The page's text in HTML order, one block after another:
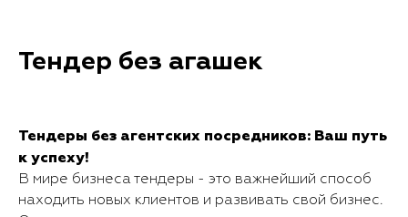
Тендер без агашек
Тендеры без агентских посредников: Ваш путь
к успеху!
В мире бизнеса тендеры - это важнейший способ
находить новых клиентов и развивать свой бизнес.